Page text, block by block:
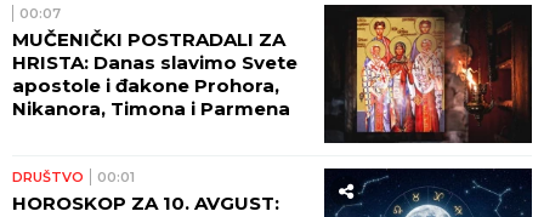
00:07
MUČENIČKI POSTRADALI ZA
HRISTA: Danas slavimo Svete
apostole i đakone Prohora,
Nikanora, Timona i Parmena
DRUŠTVO 00:01
HOROSKOP ZA 10. AVGUST: